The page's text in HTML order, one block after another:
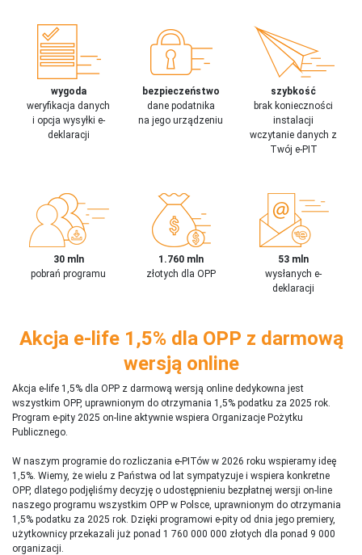
wygoda
weryfikacja danych
i opcja wysyłki e-
deklaracji
bezpieczeństwo
dane podatnika
na jego urządzeniu
szybkość
brak konieczności
instalacji
wczytanie danych z
Twój e-PIT
30 mln
pobrań programu
1.760 mln
złotych dla OPP
53 mln
wysłanych e-
deklaracji
Akcja e-life 1,5% dla OPP z darmową
wersją online
Akcja e-life 1,5% dla OPP z darmową wersją online dedykowna jest
wszystkim OPP, uprawnionym do otrzymania 1,5% podatku za 2025 rok.
Program e-pity 2025 on-line aktywnie wspiera Organizacje Pożytku
Publicznego.
W naszym programie do rozliczania e-PITów w 2026 roku wspieramy ideę
1,5%. Wiemy, że wielu z Państwa od lat sympatyzuje i wspiera konkretne
OPP, dlatego podjęliśmy decyzję o udostępnieniu bezpłatnej wersji on-line
naszego programu wszystkim OPP w Polsce, uprawnionym do otrzymania
1,5% podatku za 2025 rok. Dzięki programowi e-pity od dnia jego premiery,
użytkownicy przekazali już ponad 1 760 000 000 złotych dla ponad 9 000
organizacji.